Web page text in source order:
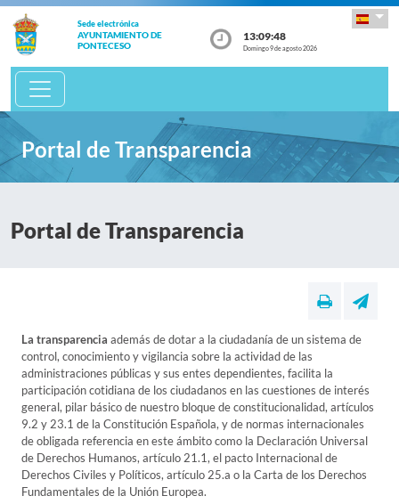
Sede electrónica
AYUNTAMIENTO DE
PONTECESO
13:09:48
Domingo 9 de agosto 2026
Portal de Transparencia
Portal de Transparencia
La transparencia además de dotar a la ciudadanía de un sistema de
control, conocimiento y vigilancia sobre la actividad de las
administraciones públicas y sus entes dependientes, facilita la
participación cotidiana de los ciudadanos en las cuestiones de interés
general, pilar básico de nuestro bloque de constitucionalidad, artículos
9.2 y 23.1 de la Constitución Española, y de normas internacionales
de obligada referencia en este ámbito como la Declaración Universal
de Derechos Humanos, artículo 21.1, el pacto Internacional de
Derechos Civiles y Políticos, artículo 25.a o la Carta de los Derechos
Fundamentales de la Unión Europea.